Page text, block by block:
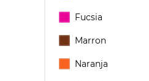
Fucsia
Marron
Naranja